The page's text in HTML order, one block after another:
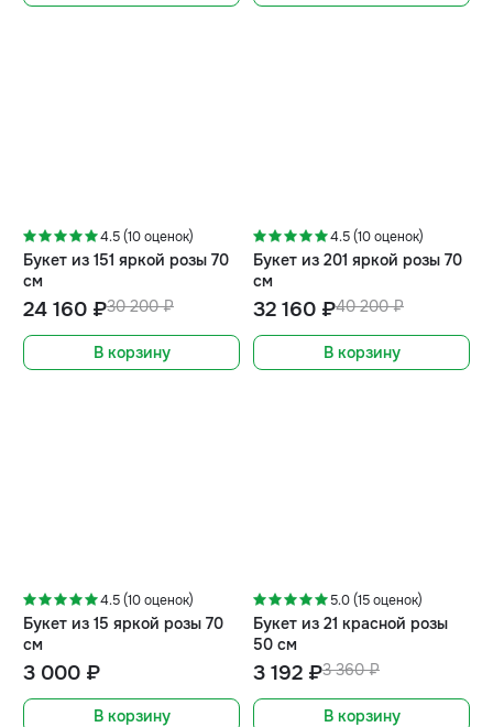
4.5 (10 оценок)
Букет из 151 яркой розы 70
см
30 200 ₽
24 160 ₽
В корзину
4.5 (10 оценок)
Букет из 201 яркой розы 70
см
40 200 ₽
32 160 ₽
В корзину
4.5 (10 оценок)
Букет из 15 яркой розы 70
см
3 000 ₽
В корзину
5.0 (15 оценок)
Букет из 21 красной розы
50 см
3 360 ₽
3 192 ₽
В корзину